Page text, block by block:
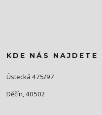
KDE NÁS NAJDETE
Ústecká 475/97
Děčín, 40502